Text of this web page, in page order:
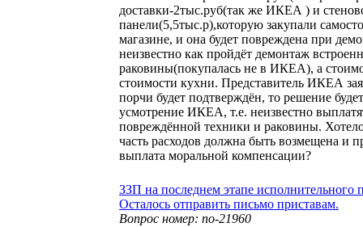
доставки-2тыс.руб(так же ИКЕА ) и
панели(5,5тыс.р),которую закупали
магазине, и она будет повреждена при
неизвестно как пройдёт демонтаж
раковины(покупалась не в ИКЕА), а
стоимости кухни. Представитель ИКЕА
порчи будет подтверждён, то решение
усмотрение ИКЕА, т.е. неизвестно
повреждённой техники и раковины.
часть расходов должна быть возмещена и
выплата моральной компенсации?
ЗЗП на последнем этапе исполнительного
Осталось отправить письмо приставам.
Вопрос номер: no-21960